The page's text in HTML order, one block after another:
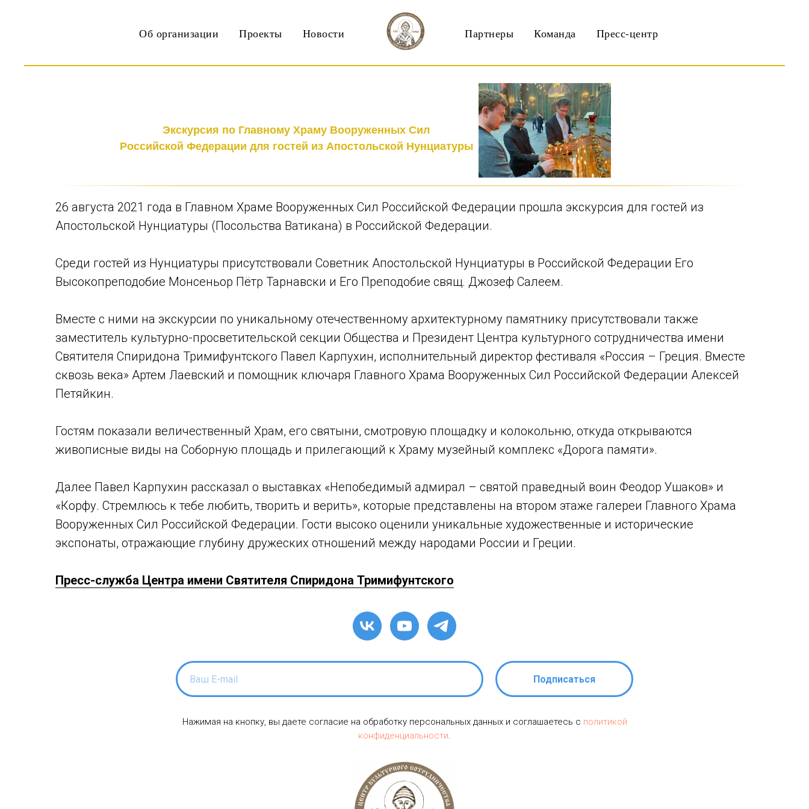
Об организации Проекты Новости Партнеры Команда Пресс-центр
Экскурсия по Главному Храму Вооруженных Сил
Российской Федерации для гостей из Апостольской Нунциатуры
26 августа 2021 года в Главном Храме Вооруженных Сил Российской Федерации прошла экскурсия для гостей из
Апостольской Нунциатуры (Посольства Ватикана) в Российской Федерации.
Среди гостей из Нунциатуры присутствовали Советник Апостольской Нунциатуры в Российской Федерации Его
Высокопреподобие Монсеньор Пётр Тарнавски и Его Преподобие свящ. Джозеф Салеем.
Вместе с ними на экскурсии по уникальному отечественному архитектурному памятнику присутствовали также
заместитель культурно-просветительской секции Общества и Президент Центра культурного сотрудничества имени
Святителя Спиридона Тримифунтского Павел Карпухин, исполнительный директор фестиваля «Россия – Греция. Вместе
сквозь века» Артем Лаевский и помощник ключаря Главного Храма Вооруженных Сил Российской Федерации Алексей
Петяйкин.
Гостям показали величественный Храм, его святыни, смотровую площадку и колокольню, откуда открываются
живописные виды на Соборную площадь и прилегающий к Храму музейный комплекс «Дорога памяти».
Далее Павел Карпухин рассказал о выставках «Непобедимый адмирал – святой праведный воин Феодор Ушаков» и
«Корфу. Стремлюсь к тебе любить, творить и верить», которые представлены на втором этаже галереи Главного Храма
Вооруженных Сил Российской Федерации. Гости высоко оценили уникальные художественные и исторические
экспонаты, отражающие глубину дружеских отношений между народами России и Греции.
Пресс-служба Центра имени Святителя Спиридона Тримифунтского
Подписаться
Нажимая на кнопку, вы даете согласие на обработку персональных данных и соглашаетесь c политикой
конфиденциальности.